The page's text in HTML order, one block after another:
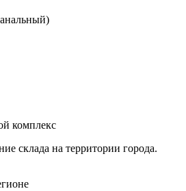
склада на территории города.